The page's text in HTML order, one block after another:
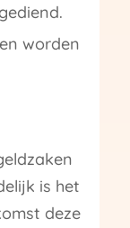
worden
is het
deze